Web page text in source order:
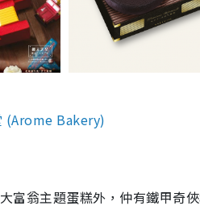
(Arome Bakery)
大富翁主題蛋糕外，仲有鐵甲奇俠